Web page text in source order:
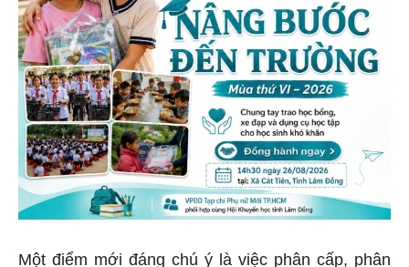
Một điểm mới đáng chú ý là việc phân cấp, phân